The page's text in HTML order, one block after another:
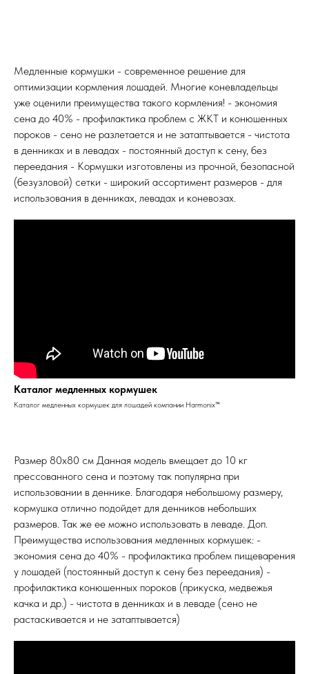
Медленные кормушки - современное решение для
оптимизации кормления лошадей. Многие коневладельцы
уже оценили преимущества такого кормления! - экономия
сена до 40% - профилактика проблем с ЖКТ и конюшенных
пороков - сено не разлетается и не затаптывается - чистота
в денниках и в левадах - постоянный доступ к сену, без
переедания - Кормушки изготовлены из прочной, безопасной
(безузловой) сетки - широкий ассортимент размеров - для
использования в денниках, левадах и коневозах.
Каталог медленных кормушек
Каталог медленных кормушек для лошадей компании Harmonix™
Размер 80х80 см Данная модель вмещает до 10 кг
прессованного сена и поэтому так популярна при
использовании в деннике. Благодаря небольшому размеру,
кормушка отлично подойдет для денников небольших
размеров. Так же ее можно использовать в леваде. Доп.
Преимущества использования медленных кормушек: -
экономия сена до 40% - профилактика проблем пищеварения
у лошадей (постоянный доступ к сену без переедания) -
профилактика конюшенных пороков (прикуска, медвежья
качка и др.) - чистота в денниках и в леваде (сено не
растаскивается и не затаптывается)